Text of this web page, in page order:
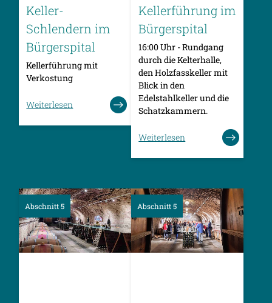
Keller-
Schlendern im
Bürgerspital
Kellerführung mit
Verkostung
Weiterlesen
Kellerführung im
Bürgerspital
16:00 Uhr - Rundgang
durch die Kelterhalle,
den Holzfasskeller mit
Blick in den
Edelstahlkeller und die
Schatzkammern.
Weiterlesen
Abschnitt 5 Abschnitt 5